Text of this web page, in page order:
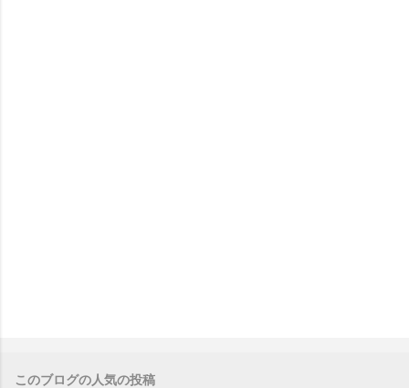
このブログの人気の投稿